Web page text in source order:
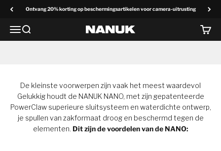
Ontvang 20% korting op beschermingsartikelen voor camera-uitrusting
MenuZoek op NANUK Europa
Waar grootte en ongeëvenaarde bescherming elkaar
De kleinste voorwerpen zijn vaak het meest waardevol
Gelukkig houdt de NANUK NANO, met zijn gepatenteerde
PowerClaw superieure sluitsysteem en waterdichte ontwerp,
je spullen van zakformaat droog en beschermd tegen de
elementen. Dit zijn de voordelen van de NANO: